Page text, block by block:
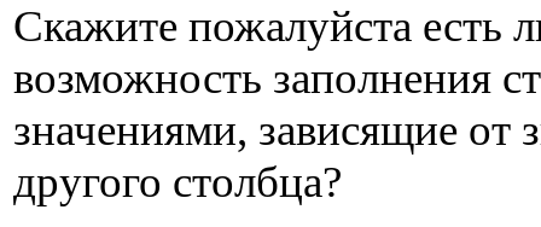
Скажите пожалуйста есть
возможность заполнения
значениями, зависящие от
другого столбца?